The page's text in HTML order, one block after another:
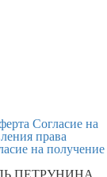
Согласие на
права
на получение